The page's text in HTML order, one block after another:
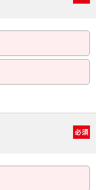
必須